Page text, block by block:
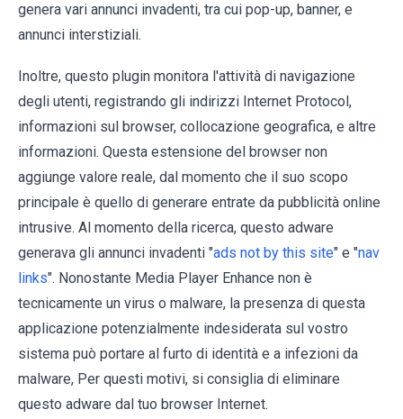
genera vari annunci invadenti, tra cui pop-up, banner, e
annunci interstiziali.
Inoltre, questo plugin monitora l'attività di navigazione
degli utenti, registrando gli indirizzi Internet Protocol,
informazioni sul browser, collocazione geografica, e altre
informazioni. Questa estensione del browser non
aggiunge valore reale, dal momento che il suo scopo
principale è quello di generare entrate da pubblicità online
intrusive. Al momento della ricerca, questo adware
generava gli annunci invadenti "ads not by this site" e "nav
links". Nonostante Media Player Enhance non è
tecnicamente un virus o malware, la presenza di questa
applicazione potenzialmente indesiderata sul vostro
sistema può portare al furto di identità e a infezioni da
malware, Per questi motivi, si consiglia di eliminare
questo adware dal tuo browser Internet.